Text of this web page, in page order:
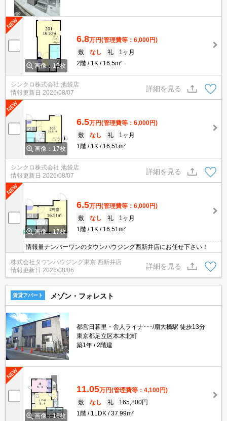
画像：19枚
6.8万円(管理費等：6,000円)
敷
なし 礼
1ヶ月
2階
1K 16.5m²
シンクロ株式会社 池袋店
情報更新日 2026/08/07
詳細を見る
画像：17枚
6.5万円(管理費等：6,000円)
敷
なし 礼
1ヶ月
1階
1K 16.51m²
シンクロ株式会社 池袋店
情報更新日 2026/08/07
詳細を見る
画像：17枚
6.5万円(管理費等：6,000円)
敷
なし 礼
1ヶ月
1階
1K 16.51m²
情報量ナンバーワンのタウンハウジング西新井店にお任せ下さい！
株式会社タウンハウジング東京 西新井店
情報更新日 2026/08/06
詳細を見る
賃貸アパート メゾン・フォレスト
都営日暮里・舎人ライナ･･･/扇大橋駅 徒歩13分
東京都足立区本木北町
築1年
2階建
画像：16枚
11.05万円(管理費等：4,100円)
敷
なし 礼
165,800円
1階
1LDK 37.99m²